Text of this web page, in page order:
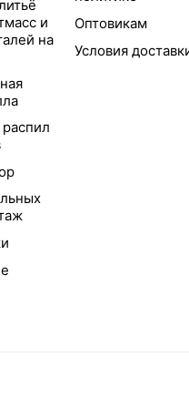
и
на
Оптовикам
Условия